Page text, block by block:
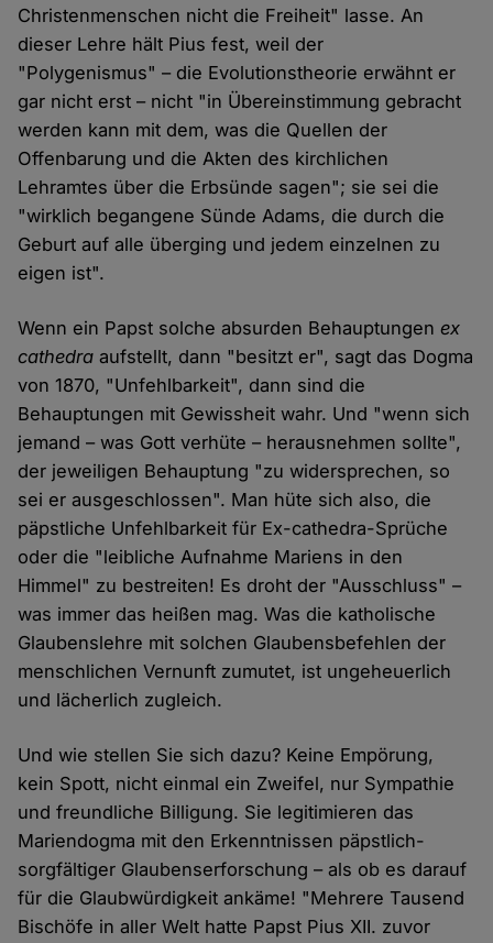
Christenmenschen nicht die Freiheit" lasse. An
dieser Lehre hält Pius fest, weil der
"Polygenismus" – die Evolutionstheorie erwähnt er
gar nicht erst – nicht "in Übereinstimmung gebracht
werden kann mit dem, was die Quellen der
Offenbarung und die Akten des kirchlichen
Lehramtes über die Erbsünde sagen"; sie sei die
"wirklich begangene Sünde Adams, die durch die
Geburt auf alle überging und jedem einzelnen zu
eigen ist".
Wenn ein Papst solche absurden Behauptungenex
cathedra aufstellt, dann "besitzt er", sagt das Dogma
von 1870, "Unfehlbarkeit", dann sind die
Behauptungen mit Gewissheit wahr. Und "wenn sich
jemand – was Gott verhüte – herausnehmen sollte",
der jeweiligen Behauptung "zu widersprechen, so
sei er ausgeschlossen". Man hüte sich also, die
päpstliche Unfehlbarkeit für Ex-cathedra-Sprüche
oder die "leibliche Aufnahme Mariens in den
Himmel" zu bestreiten! Es droht der "Ausschluss" –
was immer das heißen mag. Was die katholische
Glaubenslehre mit solchen Glaubensbefehlen der
menschlichen Vernunft zumutet, ist ungeheuerlich
und lächerlich zugleich.
Und wie stellen Sie sich dazu? Keine Empörung,
kein Spott, nicht einmal ein Zweifel, nur Sympathie
und freundliche Billigung. Sie legitimieren das
Mariendogma mit den Erkenntnissen päpstlich-
sorgfältiger Glaubenserforschung – als ob es darauf
für die Glaubwürdigkeit ankäme! "Mehrere Tausend
Bischöfe in aller Welt hatte Papst Pius XII. zuvor